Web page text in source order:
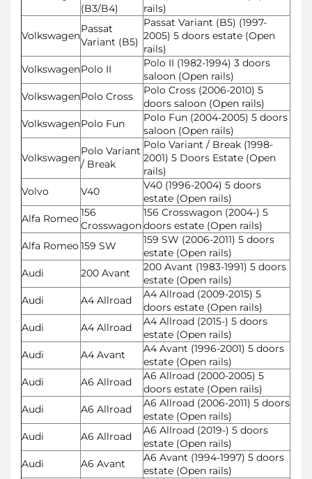
(B3/B4)
rails)
Volkswagen
Passat
Variant (B5)
Passat Variant (B5) (1997-
2005) 5 doors estate (Open
rails)
VolkswagenPolo II
Polo II (1982-1994) 3 doors
saloon (Open rails)
VolkswagenPolo Cross
Polo Cross (2006-2010) 5
doors saloon (Open rails)
VolkswagenPolo Fun
Polo Fun (2004-2005) 5 doors
saloon (Open rails)
Volkswagen
Polo Variant
/ Break
Polo Variant / Break (1998-
2001) 5 Doors Estate (Open
rails)
Volvo
V40
V40 (1996-2004) 5 doors
estate (Open rails)
Alfa Romeo156
Crosswagon
156 Crosswagon (2004-) 5
doors estate (Open rails)
Alfa Romeo159 SW
159 SW (2006-2011) 5 doors
estate (Open rails)
Audi
200 Avant
200 Avant (1983-1991) 5 doors
estate (Open rails)
Audi
A4 Allroad
A4 Allroad (2009-2015) 5
doors estate (Open rails)
Audi
A4 Allroad
A4 Allroad (2015-) 5 doors
estate (Open rails)
Audi
A4 Avant
A4 Avant (1996-2001) 5 doors
estate (Open rails)
Audi
A6 Allroad
A6 Allroad (2000-2005) 5
doors estate (Open rails)
Audi
A6 Allroad
A6 Allroad (2006-2011) 5 doors
estate (Open rails)
Audi
A6 Allroad
A6 Allroad (2019-) 5 doors
estate (Open rails)
Audi
A6 Avant
A6 Avant (1994-1997) 5 doors
estate (Open rails)